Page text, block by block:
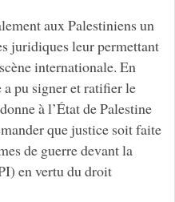
aux Palestiniens un
juridiques leur permettant
internationale. En
a pu signer et ratifier le
à l’État de Palestine
que justice soit faite
de guerre devant la
en vertu du droit